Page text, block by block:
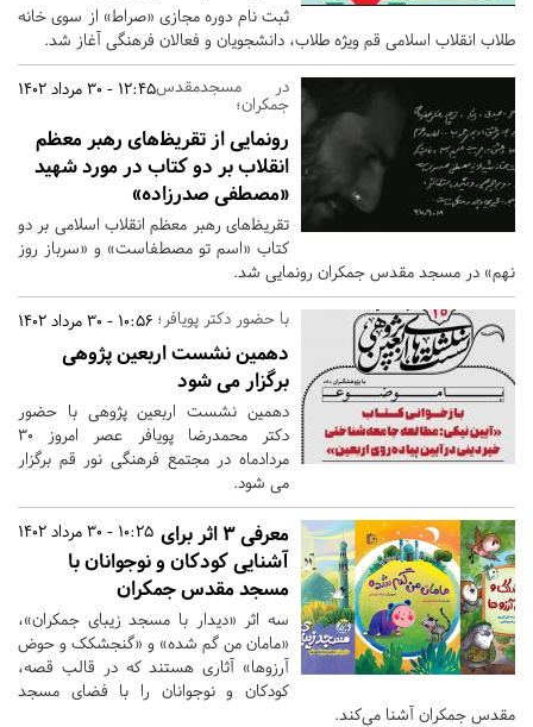
ثبت نام دوره مجازی «صراط» از سوی خانه
طلاب انقلاب اسلامی قم ویژه طلاب، دانشجویان و فعالان فرهنگی آغاز شد.
12:45 - 30 مرداد 1402در مسجدمقدس
جمکران؛
رونمایی از تقریظ‌های رهبر معظم
انقلاب بر دو کتاب در مورد شهید
«مصطفی صدرزاده»
تقریظ‌های رهبر معظم انقلاب اسلامی بر دو
کتاب «اسم تو مصطفاست» و «سرباز روز
نهم» در مسجد مقدس جمکران رونمایی شد.
10:56 - 30 مرداد 1402 با حضور دکتر پویافر؛
دهمین نشست اربعین پژوهی
برگزار می شود
دهمین نشست اربعین پژوهی با حضور
دکتر محمدرضا پویافر عصر امروز 30
مردادماه در مجتمع فرهنگی نور قم برگزار
می شود.
10:25 - 30 مرداد 1402 معرفی 3 اثر برای
آشنایی کودکان و نوجوانان با
مسجد مقدس جمکران
سه اثر «دیدار با مسجد زیبای جمکران»،
«مامان من گم شده» و «گنجشکک و حوض
آرزوها» آثاری هستند که در قالب قصه،
کودکان و نوجوانان را با فضای مسجد
مقدس جمکران آشنا می‌کند.